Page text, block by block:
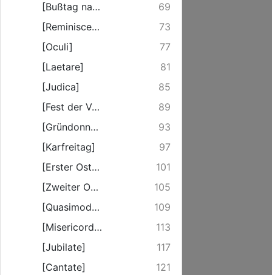
[Bußtag nach Invocavit]
69
[Reminiscere]
73
[Oculi]
77
[Laetare]
81
[Judica]
85
[Fest der Verkündigung Mariae]
89
[Gründonnerstag]
93
[Karfreitag]
97
[Erster Oster-Feiertag]
101
[Zweiter Oster-Feiertag]
105
[Quasimodogeniti]
109
[Misericordias Domini]
113
[Jubilate]
117
[Cantate]
121